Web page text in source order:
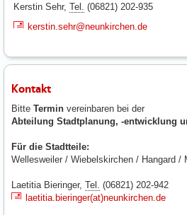
Kerstin Sehr, Tel. (06821) 202-935
kerstin.sehr@neunkirchen.de
Kontakt
Bitte Termin vereinbaren bei der
Abteilung Stadtplanung, -entwicklung
Für die Stadtteile:
Wellesweiler / Wiebelskirchen / Hangard /
Laetitia Bieringer, Tel. (06821) 202-942
laetitia.bieringer(at)neunkirchen.de